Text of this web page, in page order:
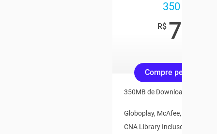
350 Mega
R$ 79
Compre pelo
350MB de Download e 35MB
Globoplay, McAfee, Claro
CNA Library Inclusos